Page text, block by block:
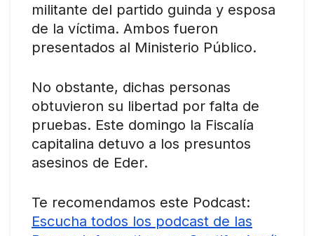
militante del partido guinda y esposa
de la víctima. Ambos fueron
presentados al Ministerio Público.
No obstante, dichas personas
obtuvieron su libertad por falta de
pruebas. Este domingo la Fiscalía
capitalina detuvo a los presuntos
asesinos de Eder.
Te recomendamos este Podcast:
Escucha todos los podcast de las